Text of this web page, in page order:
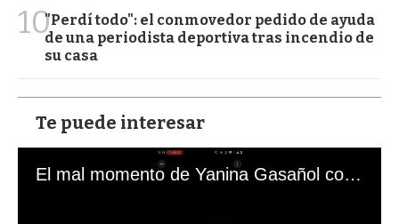
10"Perdí todo": el conmovedor pedido de ayuda
de una periodista deportiva tras incendio de
su casa
Te puede interesar
El mal momento de Yanina Gasañol con un hincha argentino en "Subrayado"